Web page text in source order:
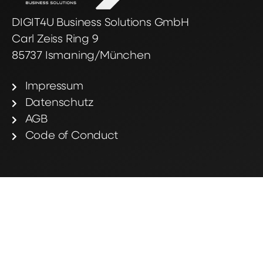
DIGIT4U Business Solutions GmbH
Carl Zeiss Ring 9
85737 Ismaning/München
Impressum
Datenschutz
AGB
Code of Conduct